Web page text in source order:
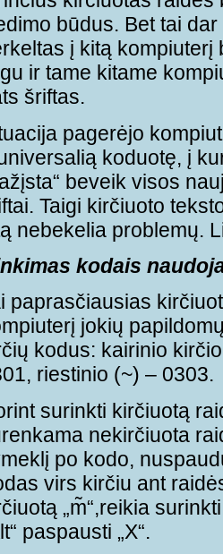
būdus. Bet tai
į kitą kompiuterį
ir tame kitame
šriftas.
pagerėjo
koduotę, į
beveik visos
Taigi kirčiuoto
nebekelia problemų.
kodais
paprasčiausias
jokių
kodus: kairinio
riestinio (~) – 0303.
surinkti kirčiuotą
nekirčiuota
po kodo,
virs kirčiu ant
„m̃“,reikia
paspausti „X“.